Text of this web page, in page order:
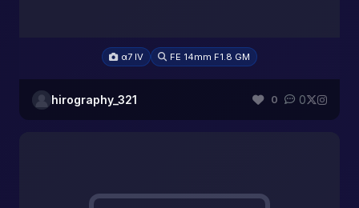
α7 IV FE 14mm F1.8 GM
hirography_321 0 0